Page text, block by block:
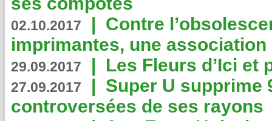
02.10.2017 | Contre
imprimantes, une
29.09.2017 | Les Fleurs d’Ici et
27.09.2017 | Super U supprime
controversées de ses rayons